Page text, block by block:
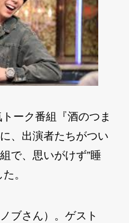
ーク番組『酒のつま
、出演者たちがつい
で、思いがけず”睡
。
ブさん）。ゲスト